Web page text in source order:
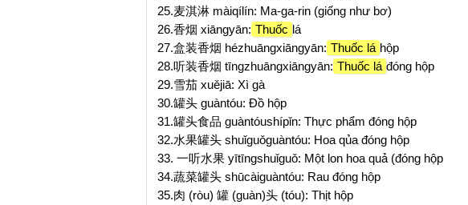
25.麦淇淋 màiqílín: Ma-ga-rin (giống như bơ)
26.香烟 xiāngyān: Thuốc lá
27.盒装香烟 hézhuāngxiāngyān: Thuốc lá hộp
28.听装香烟 tīngzhuāngxiāngyān: Thuốc lá đóng hộp
29.雪茄 xuějiā: Xì gà
30.罐头 guàntóu: Đồ hộp
31.罐头食品 guàntóushípǐn: Thực phẩm đóng hộp
32.水果罐头 shuǐguǒguàntóu: Hoa qủa đóng hộp
33. 一听水果 yītīngshuǐguǒ: Một lon hoa quả (đóng hộp
34.蔬菜罐头 shūcàiguàntóu: Rau đóng hộp
35.肉 (ròu) 罐 (guàn)头 (tóu): Thịt hộp